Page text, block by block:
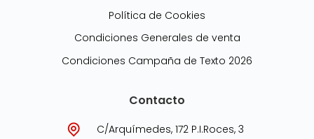
Política de Cookies
Condiciones Generales de venta
Condiciones Campaña de Texto 2026
Contacto
C/Arquímedes, 172 P.I.Roces, 3